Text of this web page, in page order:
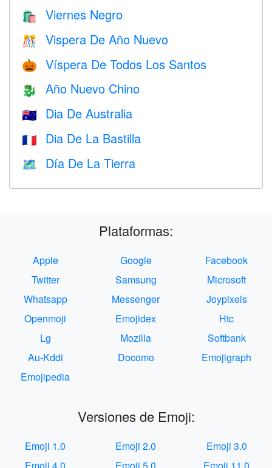
🛍 Viernes Negro
🎊 Vispera De Año Nuevo
🎃 Víspera De Todos Los Santos
🐉 Año Nuevo Chino
🇦🇺 Dia De Australia
🇫🇷 Dia De La Bastilla
🗺️ Día De La Tierra
Plataformas:
Apple Google
Facebook
Twitter
Samsung
Microsoft
Whatsapp
Messenger
Joypixels
Openmoji
Emojidex
Htc
Lg
Mozilla
Softbank
Au-Kddi
Docomo
Emojigraph
Emojipedia
Versiones de Emoji:
Emoji 1.0 Emoji 2.0
Emoji 3.0